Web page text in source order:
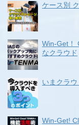
ケース別
Win-Get！
なクラウド
いまクラ
Win-Get!